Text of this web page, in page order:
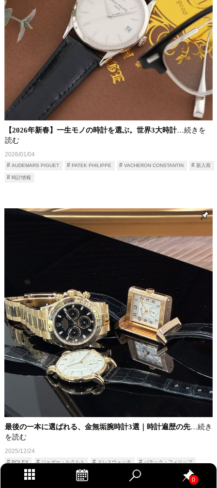
0
【2026年新春】一生モノの時計を選ぶ。世界3大時計…続きを
読む
2026/01/04
AUDEMARS PIGUET PATEK PHILIPPE VACHERON CONSTANTIN 新入荷
時計情報
最後の一本に選ばれる、金無垢腕時計3選｜時計遍歴の先…続き
を読む
2025/12/24
ROLEX ジャガー・ルクルト ドレスウォッチ パテック・フィリップ
ロレックス